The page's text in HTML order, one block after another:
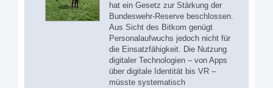
hat ein Gesetz zur Stärkung der
Bundeswehr-Reserve beschlossen.
Aus Sicht des Bitkom genügt
Personalaufwuchs jedoch nicht für
die Einsatzfähigkeit. Die Nutzung
digitaler Technologien – von Apps
über digitale Identität bis VR –
müsste systematisch